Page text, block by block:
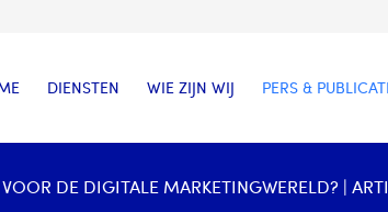
DIENSTEN WIE ZIJN WIJ PERS &
DE DIGITALE MARKETINGWERELD? |